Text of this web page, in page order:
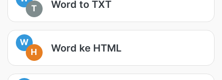
T
Word to TXT
W
H
Word ke HTML